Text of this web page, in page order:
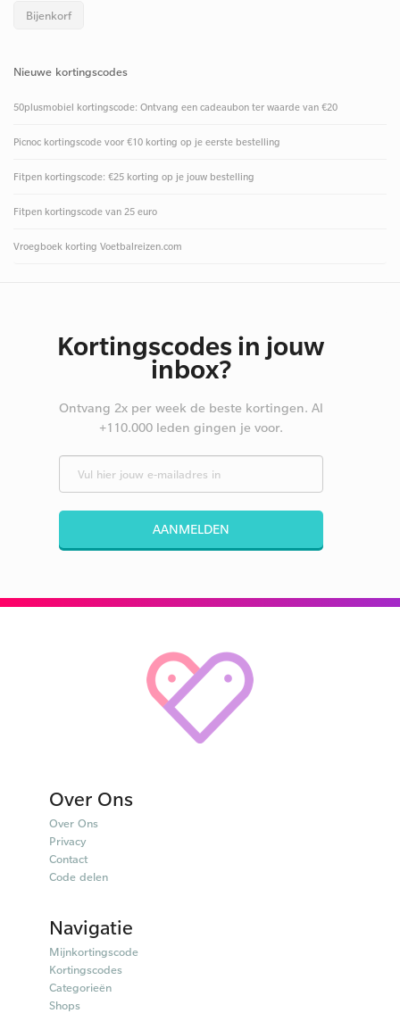
Bijenkorf
Nieuwe kortingscodes
50plusmobiel kortingscode: Ontvang een cadeaubon ter waarde van €20
Picnoc kortingscode voor €10 korting op je eerste bestelling
Fitpen kortingscode: €25 korting op je jouw bestelling
Fitpen kortingscode van 25 euro
Vroegboek korting Voetbalreizen.com
Kortingscodes in jouw
inbox?
Ontvang 2x per week de beste kortingen. Al
+110.000 leden gingen je voor.
AANMELDEN
Over Ons
Over Ons
Privacy
Contact
Code delen
Navigatie
Mijnkortingscode
Kortingscodes
Categorieën
Shops